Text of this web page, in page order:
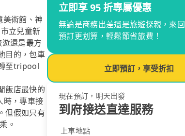
美術館、神
立兒童新
還是最方
目的，包車
至tripool
飯店最快的
時，專車接
但假如只有
。
立即享 95 折專屬優惠
無論是商務出差還是旅遊探親，來
預訂更划算，輕鬆節省旅費！
立即預訂，享受折扣
現在預訂，明天出發
到府接送直達服務
上車地點